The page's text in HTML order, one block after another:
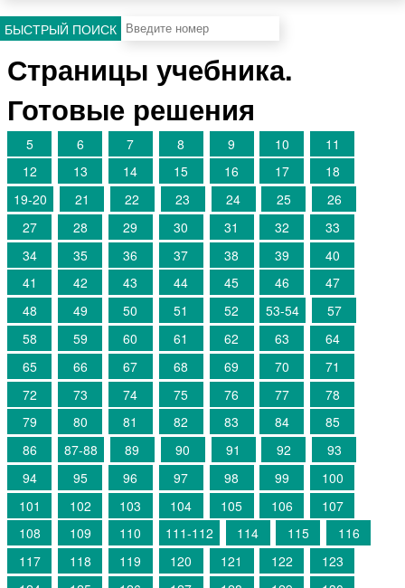
БЫСТРЫЙ ПОИСК
Страницы учебника.
Готовые решения
5 6 7 8 9 10
11
12
13 14 15 16 17
18
19-20
21 22 23 24 25
26
27
28 29 30 31 32
33
34
35 36 37 38 39
40
41
42 43 44 45 46
47
48
49 50 51 52 53-54
57
58
59 60 61 62 63
64
65
66 67 68 69 70
71
72
73 74 75 76 77
78
79
80 81 82 83 84
85
86
87-88 89 90 91 92
93
94
95 96 97 98 99
100
101
102 103 104 105 106
107
108
109 110 111-112 114 115
116
117
118 119 120 121 122
123